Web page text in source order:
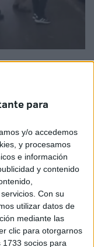
para
y/o accedemos
y procesamos
e información
y contenido
Con su
utilizar datos de
mediante las
clic para otorgarnos
socios para
de
la tarde del
provocaron una
atraviesa la
locales y
las sirenas de
como medida de
.